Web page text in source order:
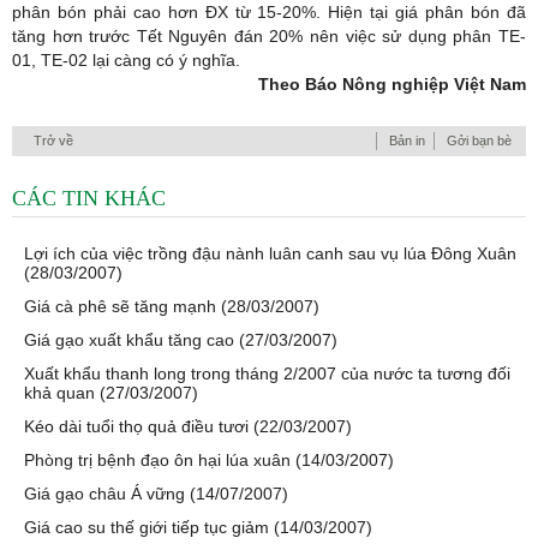
phân bón phải cao hơn ĐX từ 15-20%. Hiện tại giá phân bón đã
tăng hơn trước Tết Nguyên đán 20% nên việc sử dụng phân TE-
01, TE-02 lại càng có ý nghĩa.
Theo Báo Nông nghiệp Việt Nam
Trở về Gởi bạn bè
Bản in
CÁC TIN KHÁC
Lợi ích của việc trồng đậu nành luân canh sau vụ lúa Đông Xuân
(28/03/2007)
Giá cà phê sẽ tăng mạnh (28/03/2007)
Giá gạo xuất khẩu tăng cao (27/03/2007)
Xuất khẩu thanh long trong tháng 2/2007 của nước ta tương đối
khả quan (27/03/2007)
Kéo dài tuổi thọ quả điều tươi (22/03/2007)
Phòng trị bệnh đạo ôn hại lúa xuân (14/03/2007)
Giá gạo châu Á vững (14/07/2007)
Giá cao su thế giới tiếp tục giảm (14/03/2007)